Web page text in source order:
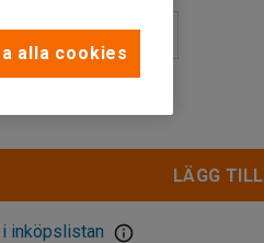
LÄGG TILL
inköpslistan
alla cookies